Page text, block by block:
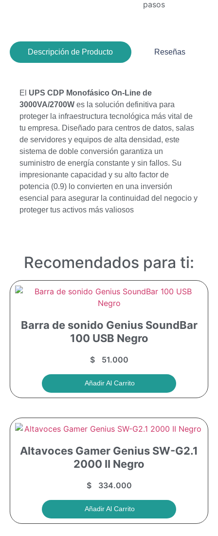
pasos
Descripción de Producto Reseñas
El UPS CDP Monofásico On-Line de
3000VA/2700W es la solución definitiva para
proteger la infraestructura tecnológica más vital de
tu empresa. Diseñado para centros de datos, salas
de servidores y equipos de alta densidad, este
sistema de doble conversión garantiza un
suministro de energía constante y sin fallos. Su
impresionante capacidad y su alto factor de
potencia (0.9) lo convierten en una inversión
esencial para asegurar la continuidad del negocio y
proteger tus activos más valiosos
Recomendados para ti:
Barra de sonido Genius SoundBar
100 USB Negro
$51.000
Añadir Al Carrito
Altavoces Gamer Genius SW-G2.1
2000 II Negro
$334.000
Añadir Al Carrito